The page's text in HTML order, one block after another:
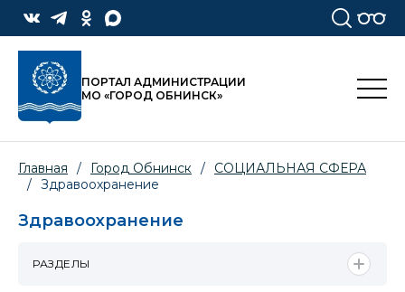
ПОРТАЛ АДМИНИСТРАЦИИ
МО «ГОРОД ОБНИНСК»
Главная / Город Обнинск /
СОЦИАЛЬНАЯ СФЕРА
/ Здравоохранение
Здравоохранение
РАЗДЕЛЫ